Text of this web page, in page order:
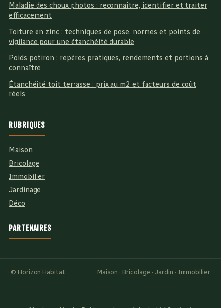
Maladie des choux photos : reconnaître, identifier et traiter
efficacement
Toiture en zinc : techniques de pose, normes et points de
vigilance pour une étanchéité durable
Poids potiron : repères pratiques, rendements et portions à
connaître
Étanchéité toit terrasse : prix au m2 et facteurs de coût
réels
RUBRIQUES
Maison
Bricolage
Immobilier
Jardinage
Déco
PARTENAIRES
© Horizon Habitat Maison · Bricolage · Jardin · Immobilier